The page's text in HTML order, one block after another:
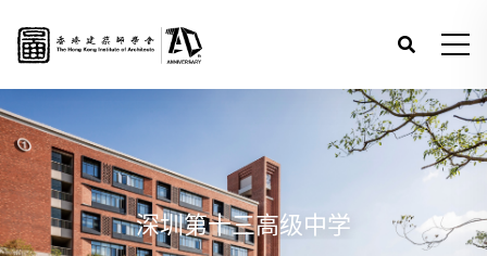
深圳第十三高级中学